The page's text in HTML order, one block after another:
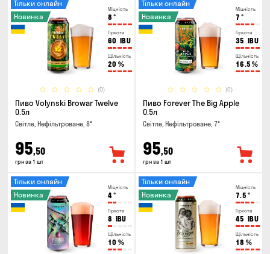
Міцність
8 °
Гіркота
60 IBU
Щільність
20 %
(0)
Тільки онлайн
Новинка
Пиво Volynski Browar Twelve
0.5л
Світле, Нефільтроване, 8°
95,50
грн за 1 шт
Міцність
7 °
Гіркота
35 IBU
Щільність
16.5 %
(0)
Тільки онлайн
Новинка
Пиво Forever The Big Apple
0.5л
Світле, Нефільтроване, 7°
95,50
грн за 1 шт
Міцність
4°
Гіркота
8 IBU
Щільність
10 %
Тільки онлайн
Новинка
Міцність
7.5 °
Гіркота
45 IBU
Щільність
18 %
Тільки онлайн
Новинка